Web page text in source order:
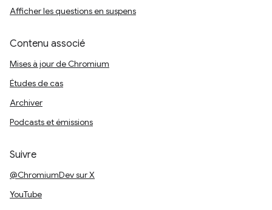
Afficher les questions en suspens
Contenu associé
Mises à jour de Chromium
Études de cas
Archiver
Podcasts et émissions
Suivre
@ChromiumDev sur X
YouTube